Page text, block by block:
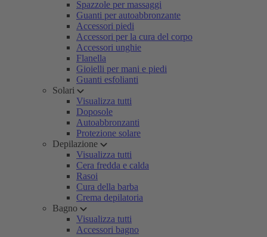
Spazzole per massaggi
Guanti per autoabbronzante
Accessori piedi
Accessori per la cura del corpo
Accessori unghie
Flanella
Gioielli per mani e piedi
Guanti esfolianti
Solari
Visualizza tutti
Doposole
Autoabbronzanti
Protezione solare
Depilazione
Visualizza tutti
Cera fredda e calda
Rasoi
Cura della barba
Crema depilatoria
Bagno
Visualizza tutti
Accessori bagno